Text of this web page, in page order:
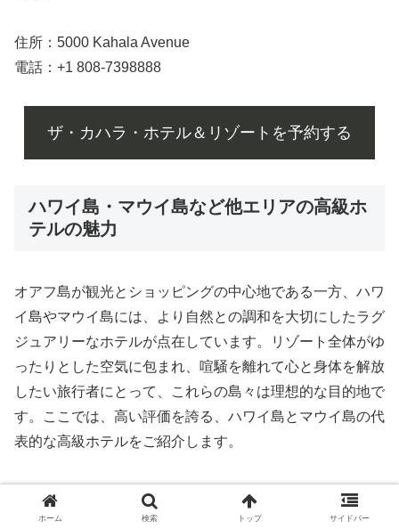
住所：5000 Kahala Avenue
電話：+1 808-7398888
ザ・カハラ・ホテル＆リゾートを予約する
ハワイ島・マウイ島など他エリアの高級ホ
テルの魅力
オアフ島が観光とショッピングの中心地である一方、ハワ
イ島やマウイ島には、より自然との調和を大切にしたラグ
ジュアリーなホテルが点在しています。リゾート全体がゆ
ったりとした空気に包まれ、喧騒を離れて心と身体を解放
したい旅行者にとって、これらの島々は理想的な目的地で
す。ここでは、高い評価を誇る、ハワイ島とマウイ島の代
表的な高級ホテルをご紹介します。
まずハワイ島でおすすめなのが、「フォーシーズンズ・リ
ゾート・フアラライ」です。カイルア・コナ近郊の海岸沿
ホーム 検索 トップ サイドバー